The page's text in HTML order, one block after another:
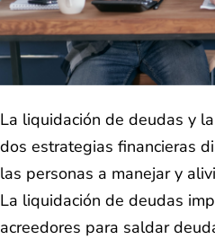
La liquidación de deudas y
dos estrategias financieras
las personas a manejar y
La liquidación de deudas
acreedores para saldar